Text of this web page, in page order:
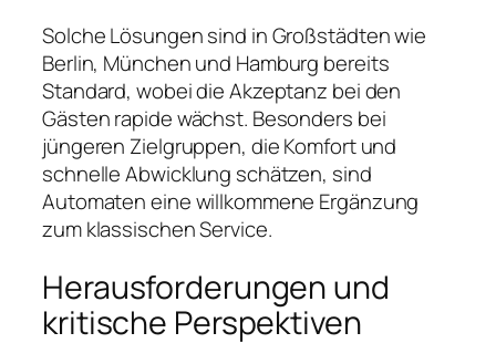
Solche Lösungen sind in Großstädten wie
Berlin, München und Hamburg bereits
Standard, wobei die Akzeptanz bei den
Gästen rapide wächst. Besonders bei
jüngeren Zielgruppen, die Komfort und
schnelle Abwicklung schätzen, sind
Automaten eine willkommene Ergänzung
zum klassischen Service.
Herausforderungen und
kritische Perspektiven